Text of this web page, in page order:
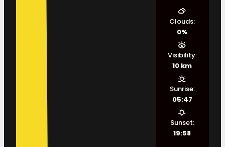
Clouds:
0%
Visibility:
10 km
Sunrise:
05:47
Sunset:
19:58